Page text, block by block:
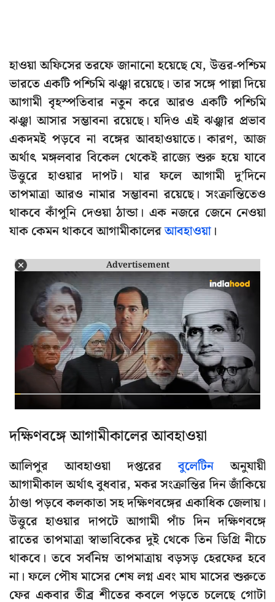
হাওয়া অফিসের তরফে জানানো হয়েছে যে, উত্তর-পশ্চিম
ভারতে একটি পশ্চিমি ঝঞ্ঝা রয়েছে। তার সঙ্গে পাল্লা দিয়ে
আগামী বৃহস্পতিবার নতুন করে আরও একটি পশ্চিমি
ঝঞ্ঝা আসার সম্ভাবনা রয়েছে। যদিও এই ঝঞ্ঝার প্রভাব
একদমই পড়বে না বঙ্গের আবহাওয়াতে। কারণ, আজ
অর্থাৎ মঙ্গলবার বিকেল থেকেই রাজ্যে শুরু হয়ে যাবে
উত্তুরে হাওয়ার দাপট। যার ফলে আগামী দু’দিনে
তাপমাত্রা আরও নামার সম্ভাবনা রয়েছে। সংক্রান্তিতেও
থাকবে কাঁপুনি দেওয়া ঠান্ডা। এক নজরে জেনে নেওয়া
যাক কেমন থাকবে আগামীকালেরআবহাওয়া।
Advertisement
দক্ষিণবঙ্গে আগামীকালের আবহাওয়া
আলিপুর আবহাওয়া দপ্তরেরবুলেটিনঅনুযায়ী
আগামীকাল অর্থাৎ বুধবার, মকর সংক্রান্তির দিন জাঁকিয়ে
ঠাণ্ডা পড়বে কলকাতা সহ দক্ষিণবঙ্গের একাধিক জেলায়।
উত্তুরে হাওয়ার দাপটে আগামী পাঁচ দিন দক্ষিণবঙ্গে
রাতের তাপমাত্রা স্বাভাবিকের দুই থেকে তিন ডিগ্রি নীচে
থাকবে। তবে সর্বনিম্ন তাপমাত্রায় বড়সড় হেরফের হবে
না। ফলে পৌষ মাসের শেষ লগ্ন এবং মাঘ মাসের শুরুতে
ফের একবার তীব্র শীতের কবলে পড়তে চলেছে গোটা